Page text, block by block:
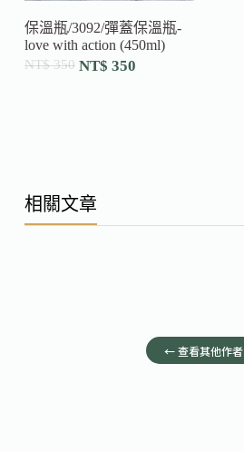
保溫瓶/3092/彈蓋保溫瓶-
love with action (450ml)
NT$350 NT$ 350
相關文章
← 查看其他作者